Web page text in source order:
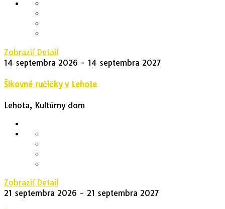
Zobraziť Detail
14 septembra 2026 - 14 septembra 2027
Šikovné ručičky v Lehote
Lehota, Kultúrny dom
Zobraziť Detail
21 septembra 2026 - 21 septembra 2027